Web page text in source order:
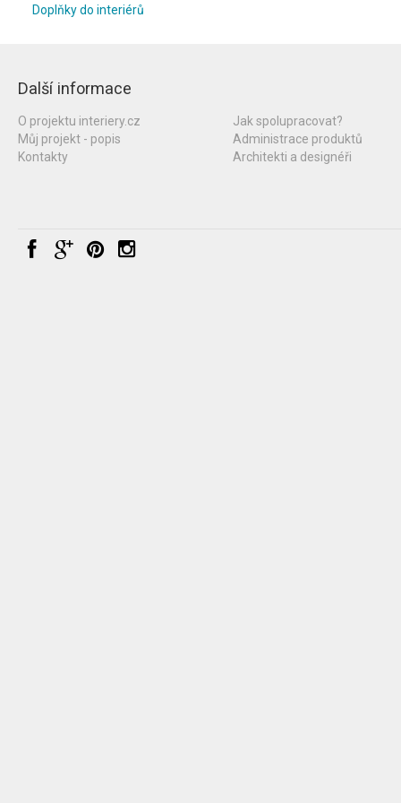
Doplňky do interiérů
Další informace
O projektu interiery.cz
Můj projekt - popis
Kontakty
Jak spolupracovat?
Administrace produktů
Architekti a designéři